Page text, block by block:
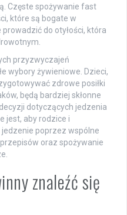
Częste spożywanie fast
które są bogate w
do otyłości, która
przyzwyczajeń
wybory żywieniowe. Dzieci,
zdrowe posiłki
będą bardziej skłonne
dotyczących jedzenia
jest, aby rodzice i
poprzez wspólne
oraz spożywanie
znaleźć się